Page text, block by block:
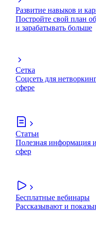
Развитие навыков и
Постройте свой план
и зарабатывать больше
Сетка
Соцсеть для
сфере
Статьи
Полезная информация
сфер
Бесплатные вебинары
Рассказывают и